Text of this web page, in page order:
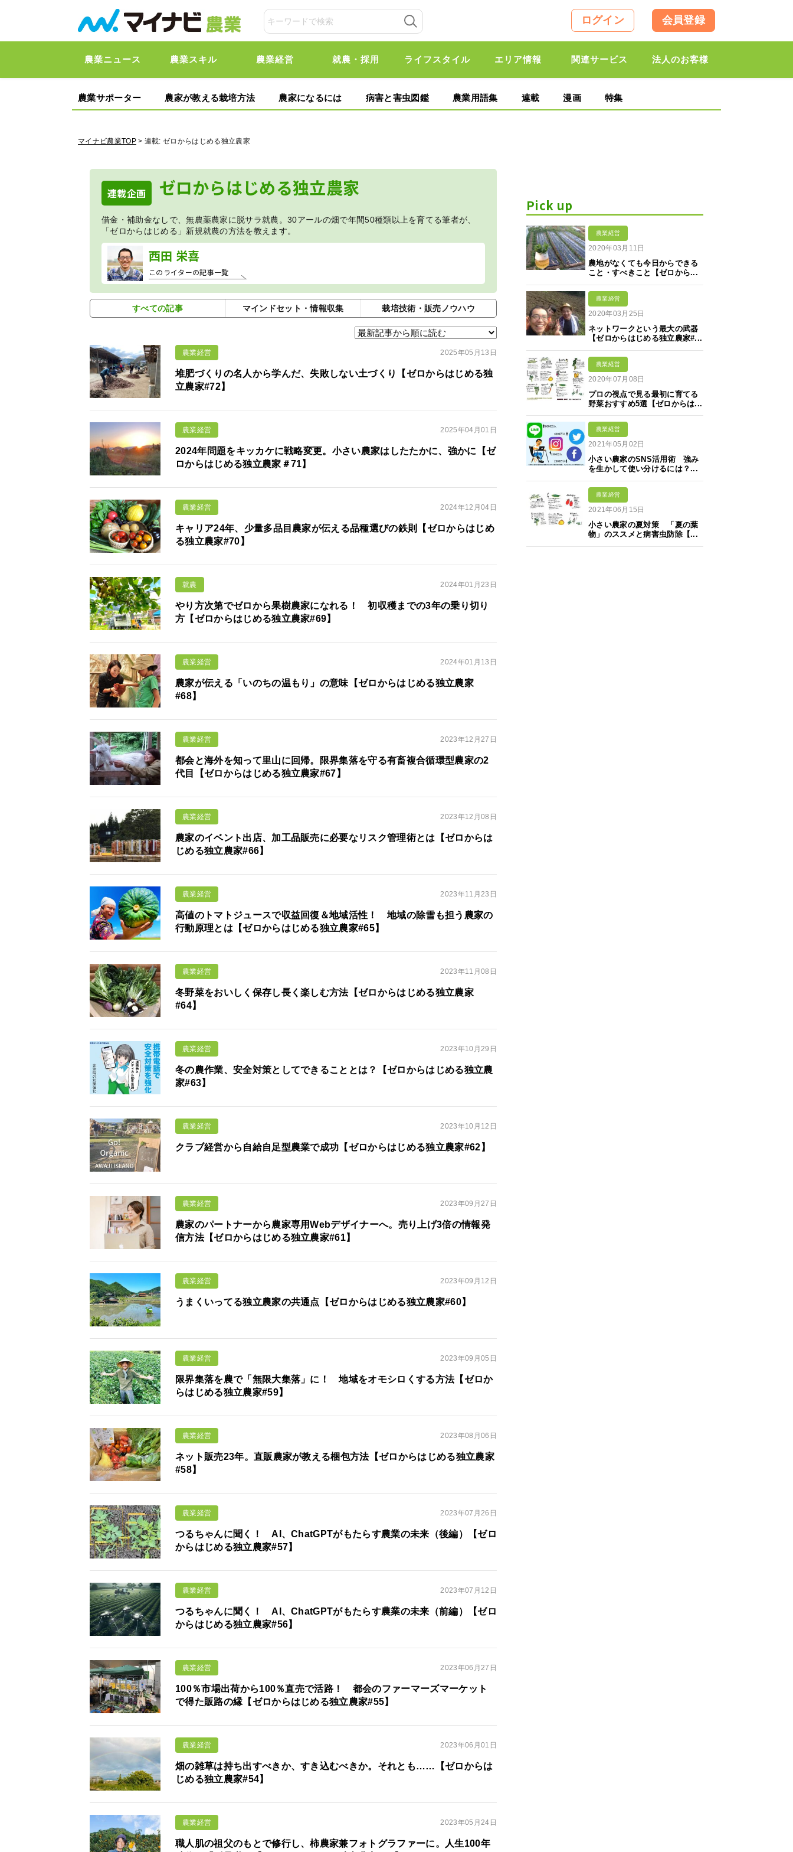
ログイン 会員登録
農業ニュース 農業スキル 農業経営 就農・採用 ライフスタイル エリア情報 関連サービス 法人のお客様
農業サポーター 農家が教える栽培方法 農家になるには 病害と害虫図鑑 農業用語集 連載 漫画 特集
マイナビ農業TOP> 連載:ゼロからはじめる独立農家
連載企画 ゼロからはじめる独立農家
借金・補助金なしで、無農薬農家に脱サラ就農。30アールの畑で年間50種類以上を育てる筆者が、
「ゼロからはじめる」新規就農の方法を教えます。
西田 栄喜
このライターの記事一覧
すべての記事 マインドセット・情報収集 栽培技術・販売ノウハウ
農業経営 2025年05月13日
堆肥づくりの名人から学んだ、失敗しない土づくり【ゼロからはじめる独
立農家#72】
農業経営 2025年04月01日
2024年問題をキッカケに戦略変更。小さい農家はしたたかに、強かに【ゼ
ロからはじめる独立農家＃71】
農業経営 2024年12月04日
キャリア24年、少量多品目農家が伝える品種選びの鉄則【ゼロからはじめ
る独立農家#70】
就農 2024年01月23日
やり方次第でゼロから果樹農家になれる！ 初収穫までの3年の乗り切り
方【ゼロからはじめる独立農家#69】
農業経営 2024年01月13日
農家が伝える「いのちの温もり」の意味【ゼロからはじめる独立農家
#68】
農業経営 2023年12月27日
都会と海外を知って里山に回帰。限界集落を守る有畜複合循環型農家の2
代目【ゼロからはじめる独立農家#67】
農業経営 2023年12月08日
農家のイベント出店、加工品販売に必要なリスク管理術とは【ゼロからは
じめる独立農家#66】
農業経営 2023年11月23日
高値のトマトジュースで収益回復＆地域活性！ 地域の除雪も担う農家の
行動原理とは【ゼロからはじめる独立農家#65】
農業経営 2023年11月08日
冬野菜をおいしく保存し長く楽しむ方法【ゼロからはじめる独立農家
#64】
農業経営 2023年10月29日
冬の農作業、安全対策としてできることとは？【ゼロからはじめる独立農
家#63】
農業経営 2023年10月12日
クラブ経営から自給自足型農業で成功【ゼロからはじめる独立農家#62】
農業経営 2023年09月27日
農家のパートナーから農家専用Webデザイナーへ。売り上げ3倍の情報発
信方法【ゼロからはじめる独立農家#61】
農業経営 2023年09月12日
うまくいってる独立農家の共通点【ゼロからはじめる独立農家#60】
農業経営 2023年09月05日
限界集落を農で「無限大集落」に！ 地域をオモシロくする方法【ゼロか
らはじめる独立農家#59】
農業経営 2023年08月06日
ネット販売23年。直販農家が教える梱包方法【ゼロからはじめる独立農家
#58】
農業経営 2023年07月26日
つるちゃんに聞く！ AI、ChatGPTがもたらす農業の未来（後編）【ゼロ
からはじめる独立農家#57】
農業経営 2023年07月12日
つるちゃんに聞く！ AI、ChatGPTがもたらす農業の未来（前編）【ゼロ
からはじめる独立農家#56】
農業経営 2023年06月27日
100％市場出荷から100％直売で活路！ 都会のファーマーズマーケット
で得た販路の縁【ゼロからはじめる独立農家#55】
農業経営 2023年06月01日
畑の雑草は持ち出すべきか、すき込むべきか。それとも……【ゼロからは
じめる独立農家#54】
農業経営 2023年05月24日
職人肌の祖父のもとで修行し、柿農家兼フォトグラファーに。人生100年
Pick up
農業経営
2020年03月11日
農地がなくても今日からできる
こと・すべきこと【ゼロから...
農業経営
2020年03月25日
ネットワークという最大の武器
【ゼロからはじめる独立農家#...
農業経営
2020年07月08日
プロの視点で見る最初に育てる
野菜おすすめ5選【ゼロからは...
農業経営
2021年05月02日
小さい農家のSNS活用術 強み
を生かして使い分けるには？...
農業経営
2021年06月15日
小さい農家の夏対策 「夏の葉
物」のススメと病害虫防除【...